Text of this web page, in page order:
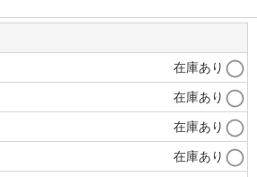
在庫あり
在庫あり
在庫あり
在庫あり